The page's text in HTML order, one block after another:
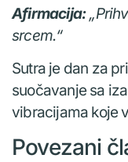
Afirmacija:
srcem.“
Sutra je dan za
suočavanje sa
vibracijama koje
Povezani